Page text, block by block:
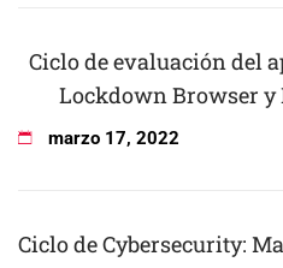
Ciclo de evaluación del
Lockdown Browser y
marzo 17, 2022
Ciclo de Cybersecurity: